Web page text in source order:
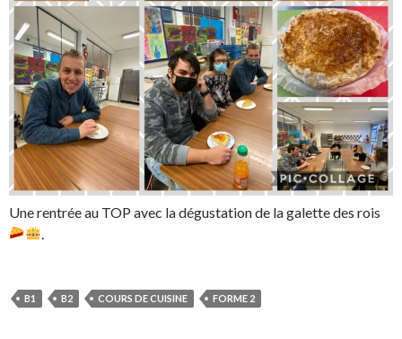
Une rentrée au TOP avec la dégustation de la galette des rois
.
B1 B2 COURS DE CUISINE FORME 2